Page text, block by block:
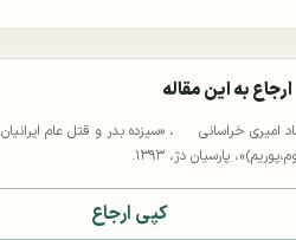
ارجاع به این مقاله
امیری خراسانی
، «سیزده بدر و قتل عام ایرانیان
پارسیان دژ، ۱۳۹۳.
کپی ارجاع